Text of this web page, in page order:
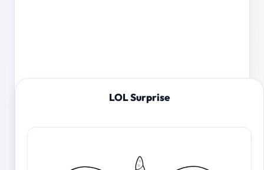
LOL Surprise